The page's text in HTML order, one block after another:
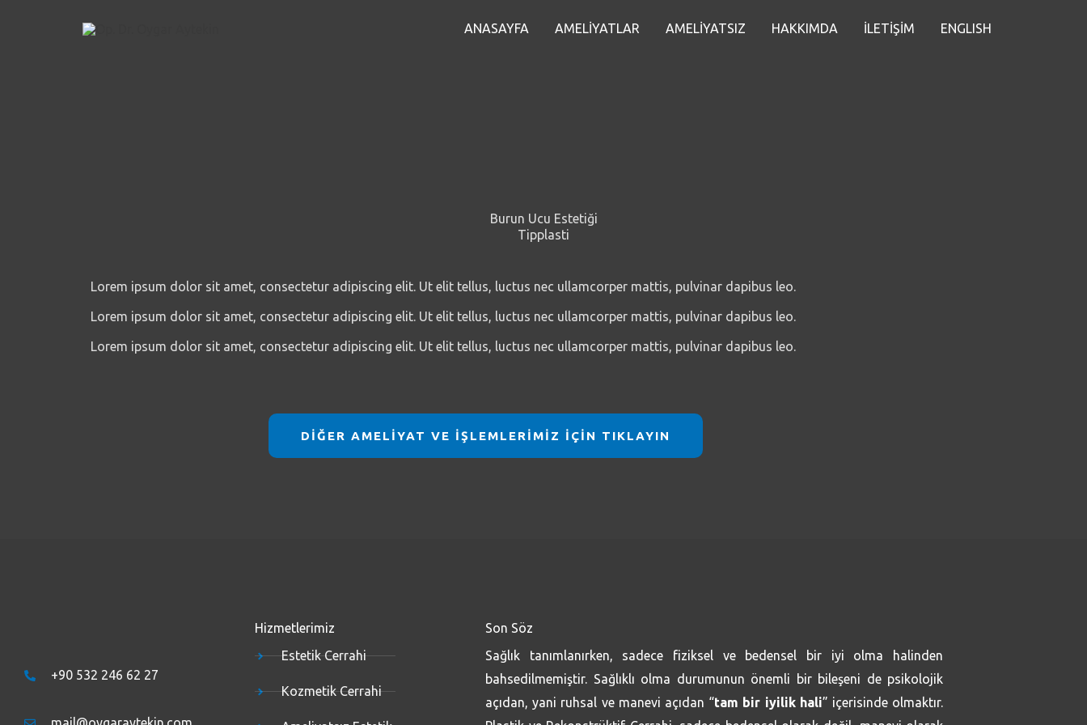
ANASAYFA AMELİYATLAR AMELİYATSIZ HAKKIMDA İLETİŞİM ENGLISH
Burun Ucu Estetiği
Tipplasti
Lorem ipsum dolor sit amet, consectetur adipiscing elit. Ut elit tellus, luctus nec ullamcorper mattis, pulvinar dapibus leo.
Lorem ipsum dolor sit amet, consectetur adipiscing elit. Ut elit tellus, luctus nec ullamcorper mattis, pulvinar dapibus leo.
Lorem ipsum dolor sit amet, consectetur adipiscing elit. Ut elit tellus, luctus nec ullamcorper mattis, pulvinar dapibus leo.
DİĞER AMELİYAT VE İŞLEMLERİMİZ İÇİN TIKLAYIN
+90 532 246 62 27
Hizmetlerimiz
Estetik Cerrahi
Kozmetik Cerrahi
Son Söz
Sağlık tanımlanırken, sadece fiziksel ve bedensel bir iyi olma halinden
bahsedilmemiştir. Sağlıklı olma durumunun önemli bir bileşeni de psikolojik
açıdan, yani ruhsal ve manevi açıdan “tam bir iyilik hali” içerisinde olmaktır.